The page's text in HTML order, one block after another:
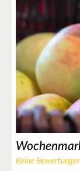
Keine
4
3